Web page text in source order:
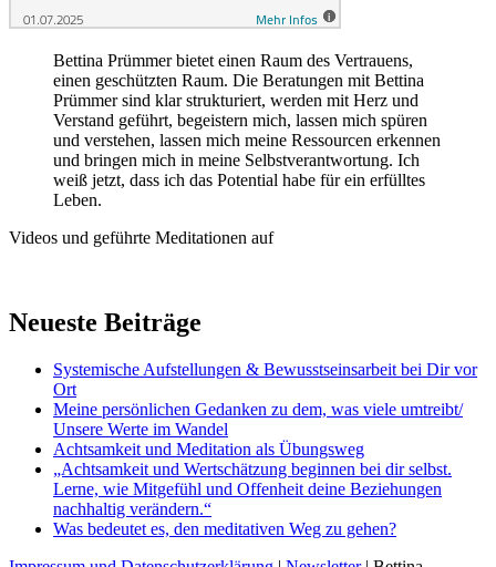
Bettina Prümmer bietet einen Raum des Vertrauens,
einen geschützten Raum. Die Beratungen mit Bettina
Prümmer sind klar strukturiert, werden mit Herz und
Verstand geführt, begeistern mich, lassen mich spüren
und verstehen, lassen mich meine Ressourcen erkennen
und bringen mich in meine Selbstverantwortung. Ich
weiß jetzt, dass ich das Potential habe für ein erfülltes
Leben.
Videos und geführte Meditationen auf
Neueste Beiträge
Systemische Aufstellungen & Bewusstseinsarbeit bei Dir vor
Ort
Meine persönlichen Gedanken zu dem, was viele umtreibt/
Unsere Werte im Wandel
Achtsamkeit und Meditation als Übungsweg
„Achtsamkeit und Wertschätzung beginnen bei dir selbst.
Lerne, wie Mitgefühl und Offenheit deine Beziehungen
nachhaltig verändern.“
Was bedeutet es, den meditativen Weg zu gehen?